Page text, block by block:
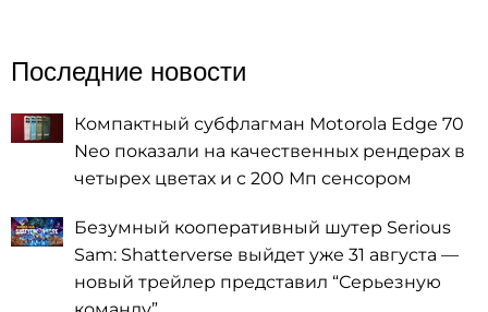
Последние новости
Компактный субфлагман Motorola Edge 70
Neo показали на качественных рендерах в
четырех цветах и с 200 Мп сенсором
Безумный кооперативный шутер Serious
Sam: Shatterverse выйдет уже 31 августа —
новый трейлер представил “Серьезную